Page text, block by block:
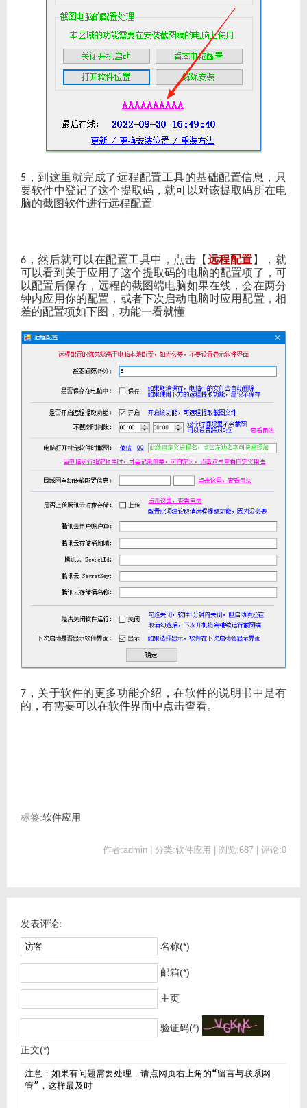
5 ，到这里就完成了远程配置工具的基础配置信息，只
要软件中登记了这个提取码，就可以对该提取码所在电
脑的截图软件进行远程配置
6 ，然后就可以在配置工具中，点击【 远程配置 】，就
可以看到关于应用了这个提取码的电脑的配置项了，可
以配置后保存，远程的截图端电脑如果在线，会在两分
钟内应用你的配置，或者下次启动电脑时应用配置，相
差的配置项如下图，功能一看就懂
7 ，关于软件的更多功能介绍，在软件的说明书中是有
的，有需要可以在软件界面中点击查看。
标签:软件应用
作者:admin | 分类:软件应用 | 浏览:687 | 评论:0
发表评论:
名称(*)
邮箱(*)
主页
验证码(*)
正文(*)